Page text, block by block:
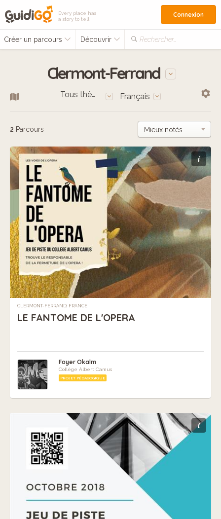
Every place has
a story to tell
Créer un parcours Découvrir Rechercher…
Connexion
Clermont-Ferrand
Tous thèmes Français
2 Parcours
i
CLERMONT-FERRAND, FRANCE
LE FANTOME DE L'OPERA
Foyer Okalm
Collège Albert Camus
PROJET PÉDAGOGIQUE
i